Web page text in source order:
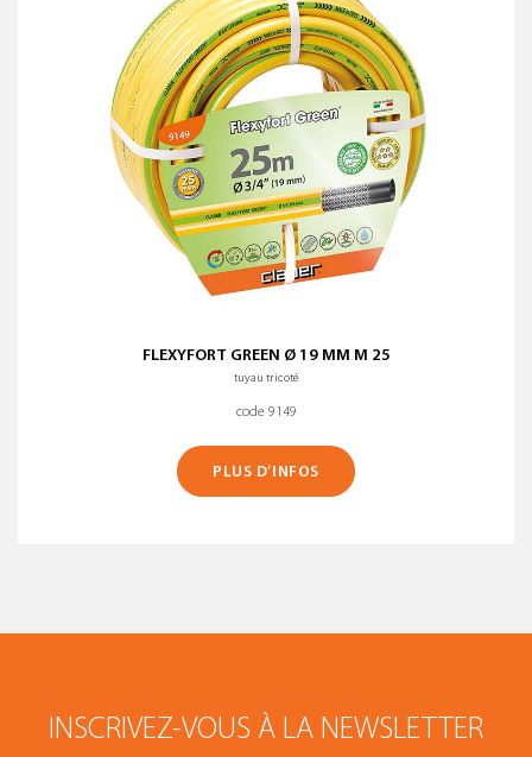
FLEXYFORT GREEN Ø 19 MM M 25
tuyau tricoté
code 9149
PLUS D’INFOS
INSCRIVEZ-VOUS À LA NEWSLETTER